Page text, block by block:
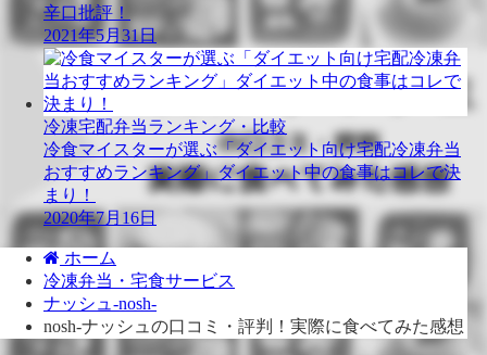
辛口批評！
2021年5月31日
冷凍宅配弁当ランキング・比較
冷食マイスターが選ぶ「ダイエット向け宅配冷凍弁当
おすすめランキング」ダイエット中の食事はコレで決
まり！
2020年7月16日
ホーム
冷凍弁当・宅食サービス
ナッシュ-nosh-
nosh-ナッシュの口コミ・評判！実際に食べてみた感想